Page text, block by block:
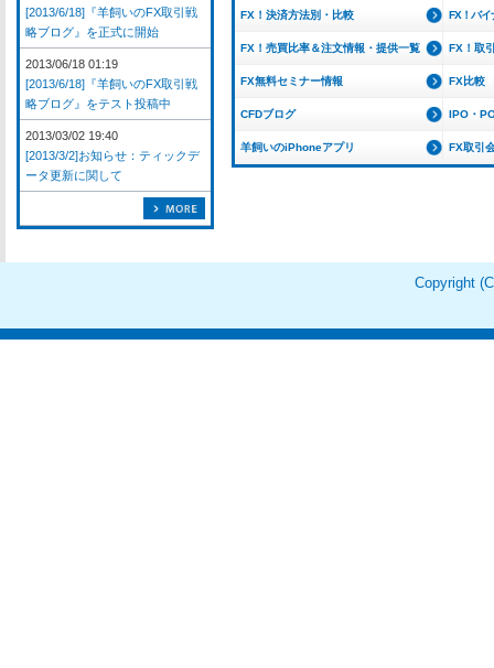
FX！決済方法別・比較 FX！バイ
FX！売買比率＆注文情報・提供一覧 FX！取
FX無料セミナー情報 FX比較
CFDブログ IPO・
羊飼いのiPhoneアプリ FX取引
[2013/6/18]『羊飼いのFX取引戦
略ブログ』を正式に開始
2013/06/18 01:19
[2013/6/18]『羊飼いのFX取引戦
略ブログ』をテスト投稿中
2013/03/02 19:40
[2013/3/2]お知らせ：ティックデ
ータ更新に関して
Copyright